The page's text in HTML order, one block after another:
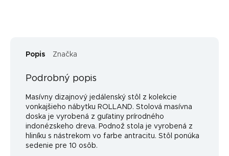
Popis Značka
Podrobný popis
Masívny dizajnový jedálenský stôl z kolekcie
vonkajšieho nábytku ROLLAND. Stolová masívna
doska je vyrobená z guľatiny prírodného
indonézskeho dreva. Podnož stola je vyrobená z
hliníku s nástrekom vo farbe antracitu. Stôl ponúka
sedenie pre 10 osôb.